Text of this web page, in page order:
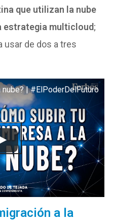
que utilizan la nube
estrategia multicloud;
usar de dos a tres
| #ElPoderDelFuturo
a la